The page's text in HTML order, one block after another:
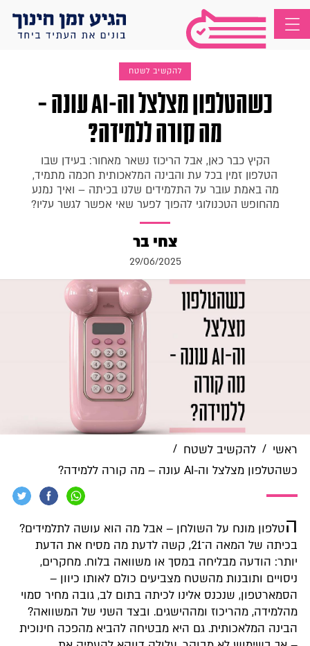
להקשיב לשטח
כשהטלפון מצלצל וה-AI עונה –
מה קורה ללמידה?
הקיץ כבר כאן, אבל הריכוז נשאר מאחור: בעידן שבו
הטלפון זמין בכל עת והבינה המלאכותית חכמה מתמיד,
מה באמת עובר על התלמידים שלנו בכיתה – ואיך נמנע
מהחופש הטכנולוגי להפוך לפער שאי אפשר לגשר עליו?
צחי בר
29/06/2025
ראשי / להקשיב לשטח /
כשהטלפון מצלצל וה-AI עונה – מה קורה ללמידה?
הטלפון מונח על השולחן – אבל מה הוא עושה לתלמידים?
בכיתה של המאה ה־21, קשה לדעת מה מסיח את הדעת
יותר: הודעה מבליחה במסך או משוואה בלוח. מחקרים,
ניסויים ותובנות מהשטח מצביעים כולם לאותו כיוון –
הסמארטפון, שנכנס אלינו לכיתה בתום לב, גובה מחיר סמוי
מהלמידה, מהריכוז ומההישגים. ובצד השני של המשוואה?
הבינה המלאכותית. גם היא מבטיחה להביא מהפכה חינוכית